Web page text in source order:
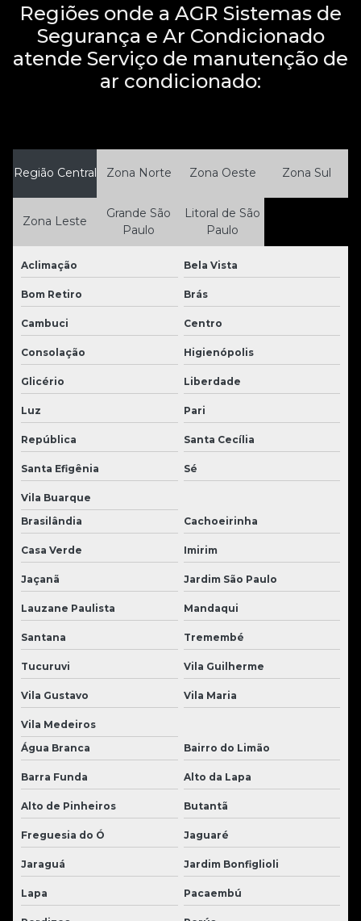
Regiões onde a AGR Sistemas de
Segurança e Ar Condicionado
atende Serviço de manutenção de
ar condicionado:
Região Central Zona Norte Zona Oeste Zona Sul
Zona Leste
Grande São
Paulo
Litoral de São
Paulo
Aclimação Bela Vista
Bom Retiro Brás
Cambuci Centro
Consolação Higienópolis
Glicério Liberdade
Luz Pari
República Santa Cecília
Santa Efigênia Sé
Vila Buarque
Brasilândia
Cachoeirinha
Casa Verde Imirim
Jaçanã Jardim São Paulo
Lauzane Paulista Mandaqui
Santana Tremembé
Tucuruvi Vila Guilherme
Vila Gustavo Vila Maria
Vila Medeiros
Água Branca
Bairro do Limão
Barra Funda Alto da Lapa
Alto de Pinheiros Butantã
Freguesia do Ó Jaguaré
Jaraguá Jardim Bonfiglioli
Lapa Pacaembú